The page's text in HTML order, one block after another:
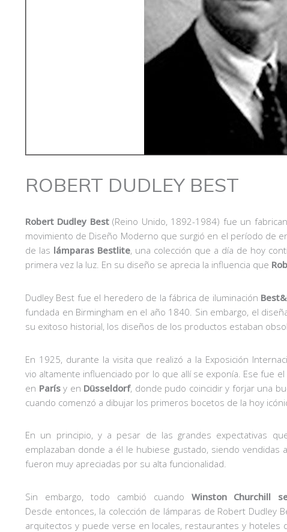
ROBERT DUDLEY BEST
Robert Dudley Best(Reino Unido, 1892-1984) fue un
movimiento de Diseño Moderno que surgió en el período de
de las lámparas Bestlite, una colección que a día de hoy
primera vez la luz. En su diseño se aprecia la influencia que
Dudley Best fue el heredero de la fábrica de iluminación
fundada en Birmingham en el año 1840. Sin embargo, el
su exitoso historial, los diseños de los productos estaban
En 1925, durante la visita que realizó a la Exposición
vio altamente influenciado por lo que allí se exponía. Ese fue
en Parísy en Düsseldorf, donde pudo coincidir y forjar una
cuando comenzó a dibujar los primeros bocetos de la hoy
En un principio, y a pesar de las grandes expectativas
emplazaban donde a él le hubiese gustado, siendo vendidas
fueron muy apreciadas por su alta funcionalidad.
Sin embargo, todo cambió cuando Winston Churchill
Desde entonces, la colección de lámparas de Robert
arquitectos y puede verse en locales, restaurantes y hoteles